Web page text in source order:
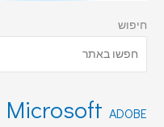
חיפוש
ADOBE
Microsoft